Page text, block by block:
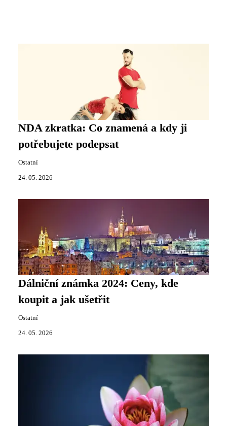
NDA zkratka: Co znamená a kdy ji
potřebujete podepsat
Ostatní
24. 05. 2026
Dálniční známka 2024: Ceny, kde
koupit a jak ušetřit
Ostatní
24. 05. 2026